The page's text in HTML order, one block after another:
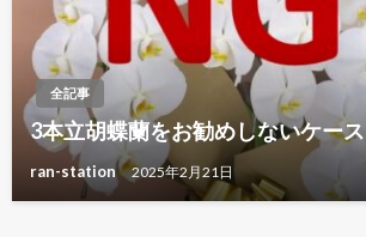
全記事
3本立胡蝶蘭をお勧めしないケース
ran-station 2025年2月21日